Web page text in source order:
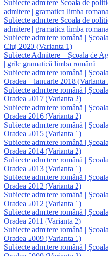
Subiecte admitere Scoala de
admitere | gramatica limba romana
Subiecte admitere Scoala de
admitere | gramatica limba romana
Subiecte admitere română |
Cluj 2020 (Varianta 1)
Subiecte Admitere – Școala de
| grile gramatică limba română
Subiecte admitere română |
Oradea – ianuarie 2018 (Varianta
Subiecte admitere română |
Oradea 2017 (Varianta 2)
Subiecte admitere română |
Oradea 2016 (Varianta 2)
Subiecte admitere română |
Oradea 2015 (Varianta 1)
Subiecte admitere română |
Oradea 2014 (Varianta 2)
Subiecte admitere română |
Oradea 2013 (Varianta 1)
Subiecte admitere română |
Oradea 2012 (Varianta 2)
Subiecte admitere română |
Oradea 2012 (Varianta 1)
Subiecte admitere română |
Oradea 2011 (Varianta 2)
Subiecte admitere română |
Oradea 2009 (Varianta 1)
Subiecte admitere română |